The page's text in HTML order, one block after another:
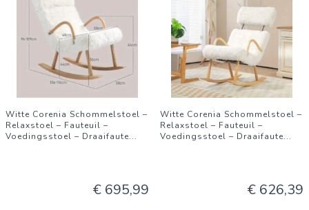
Witte Corenia Schommelstoel –
Relaxstoel – Fauteuil –
Voedingsstoel – Draaifaute...
€ 695,99
Witte Corenia Schommelstoel –
Relaxstoel – Fauteuil –
Voedingsstoel – Draaifaute...
€ 626,39